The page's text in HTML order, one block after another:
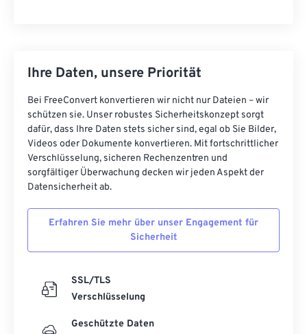
Ihre Daten, unsere Priorität
Bei FreeConvert konvertieren wir nicht nur Dateien – wir
schützen sie. Unser robustes Sicherheitskonzept sorgt
dafür, dass Ihre Daten stets sicher sind, egal ob Sie Bilder,
Videos oder Dokumente konvertieren. Mit fortschrittlicher
Verschlüsselung, sicheren Rechenzentren und
sorgfältiger Überwachung decken wir jeden Aspekt der
Datensicherheit ab.
Erfahren Sie mehr über unser Engagement für
Sicherheit
SSL/TLS
Verschlüsselung
Geschützte Daten